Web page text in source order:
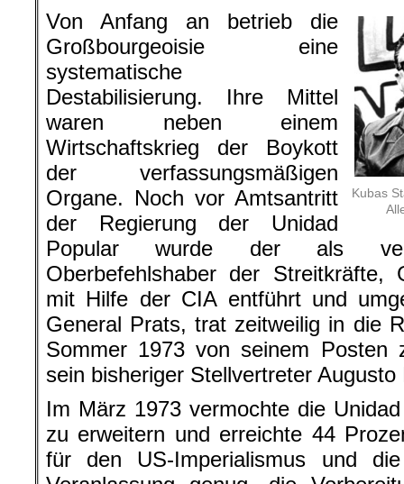
Kubas
Von Anfang an betrieb die
Großbourgeoisie eine
systematische
Destabilisierung. Ihre Mittel
waren neben einem
Wirtschaftskrieg der Boykott
der verfassungsmäßigen
Organe. Noch vor Amtsantritt
der Regierung der Unidad
Popular wurde der als
Oberbefehlshaber der Streitkräfte,
mit Hilfe der CIA entführt und
General Prats, trat zeitweilig in die
Sommer 1973 von seinem Posten
sein bisheriger Stellvertreter Augusto
Im März 1973 vermochte die
zu erweitern und erreichte 44
für den US-Imperialismus und